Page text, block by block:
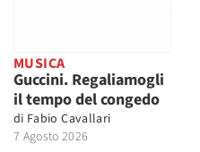
MUSICA
Guccini. Regaliamogli
il tempo del congedo
di Fabio Cavallari
7 Agosto 2026